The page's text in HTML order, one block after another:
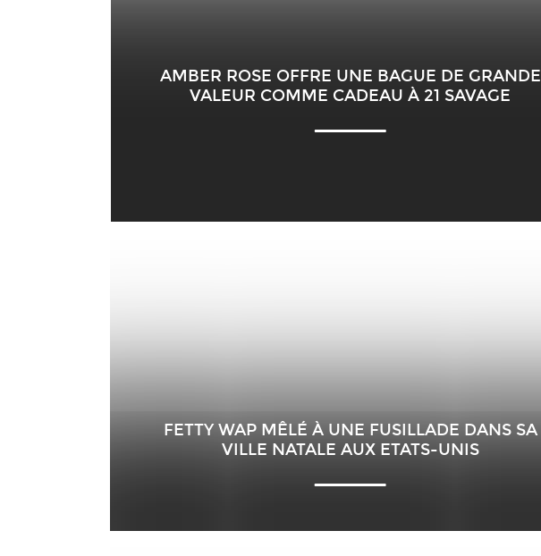
AMBER ROSE OFFRE UNE BAGUE DE GRANDE
VALEUR COMME CADEAU À 21 SAVAGE
FETTY WAP MÊLÉ À UNE FUSILLADE DANS SA
VILLE NATALE AUX ETATS-UNIS